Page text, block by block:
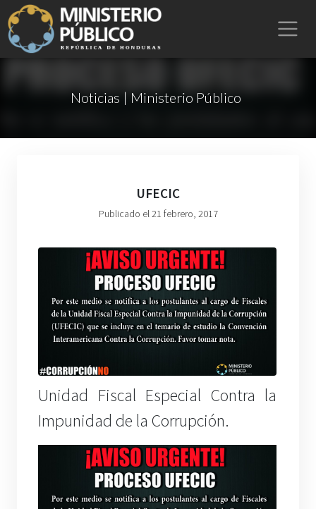
Noticias | Ministerio Público
UFECIC
Publicado el 21 febrero, 2017
Unidad Fiscal Especial Contra la
Impunidad de la Corrupción.